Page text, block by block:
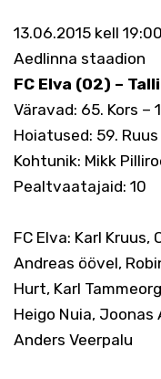
13.06.2015 kell
Aedlinna staadion
FC Elva (02) –
Väravad: 65. Kors –
Hoiatused: 59. Ruus
Kohtunik: Mikk
Pealtvaatajaid: 10
FC Elva: Karl
Andreas öövel,
Hurt, Karl
Heigo Nuia, Joonas
Anders Veerpalu